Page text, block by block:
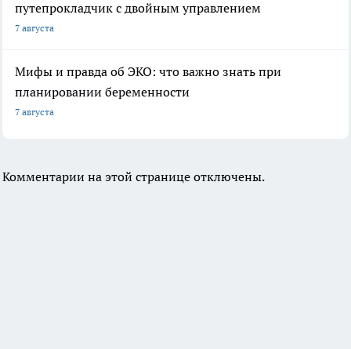
путепрокладчик с двойным управлением
7 августа
Мифы и правда об ЭКО: что важно знать при
планировании беременности
7 августа
Комментарии на этой странице отключены.